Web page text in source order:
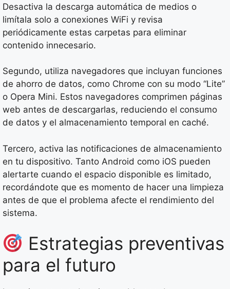
Desactiva la descarga automática de medios o
limítala solo a conexiones WiFi y revisa
periódicamente estas carpetas para eliminar
contenido innecesario.
Segundo, utiliza navegadores que incluyan funciones
de ahorro de datos, como Chrome con su modo “Lite”
o Opera Mini. Estos navegadores comprimen páginas
web antes de descargarlas, reduciendo el consumo
de datos y el almacenamiento temporal en caché.
Tercero, activa las notificaciones de almacenamiento
en tu dispositivo. Tanto Android como iOS pueden
alertarte cuando el espacio disponible es limitado,
recordándote que es momento de hacer una limpieza
antes de que el problema afecte el rendimiento del
sistema.
Estrategias preventivas
para el futuro